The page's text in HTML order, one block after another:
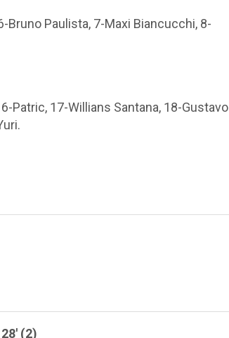
Bruno Paulista, 7-Maxi Biancucchi, 8-
Patric, 17-Willians Santana, 18-Gustavo
(2)